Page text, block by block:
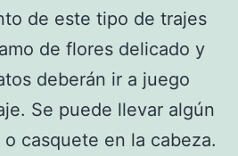
de este tipo de trajes
de flores delicado y
deberán ir a juego
Se puede llevar algún
casquete en la cabeza.